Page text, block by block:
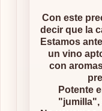
Con este
decir que la
Estamos
un vino
con
Potente
"jumilla",